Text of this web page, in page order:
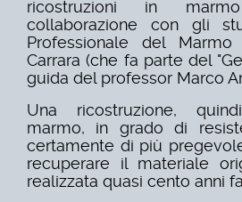
ricostruzioni in
collaborazione con gli
Professionale del Marmo
Carrara (che fa parte del
guida del professor Marco
Una ricostruzione,
marmo, in grado di
certamente di più
recuperare il materiale
realizzata quasi cento anni fa.